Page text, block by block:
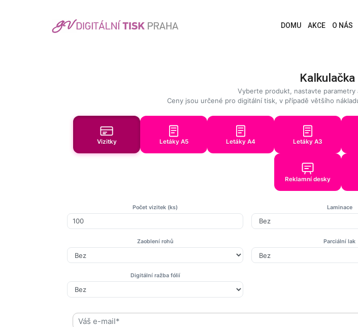
DOMU AKCE O NÁS
Vyberte produkt, nastavte parametry
Ceny jsou určené pro digitální tisk, v případě většího
Vizitky Letáky A5 Letáky A4 Letáky A3
Reklamní desky
Počet vizitek (ks) Laminace
Zaoblení rohů Parciální lak
Digitální ražba fólií